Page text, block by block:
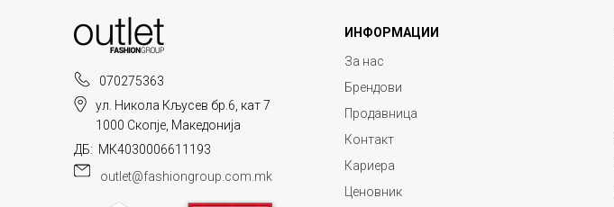
070275363
ул. Никола Кљусев бр.6, кат 7
1000 Скопје, Македонија
ДБ: МК4030006611193
outlet@fashiongroup.com.mk
ИНФОРМАЦИИ
За нас
Брендови
Продавница
Контакт
Кариера
Ценовник